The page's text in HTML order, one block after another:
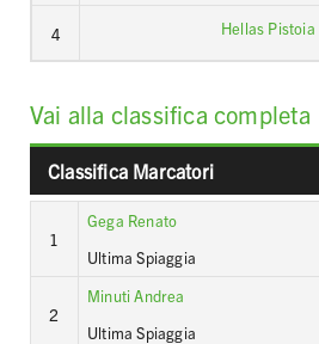
4 Hellas Pistoia
Vai alla classifica completa
Classifica Marcatori
1
Gega Renato
Ultima Spiaggia
2
Minuti Andrea
Ultima Spiaggia